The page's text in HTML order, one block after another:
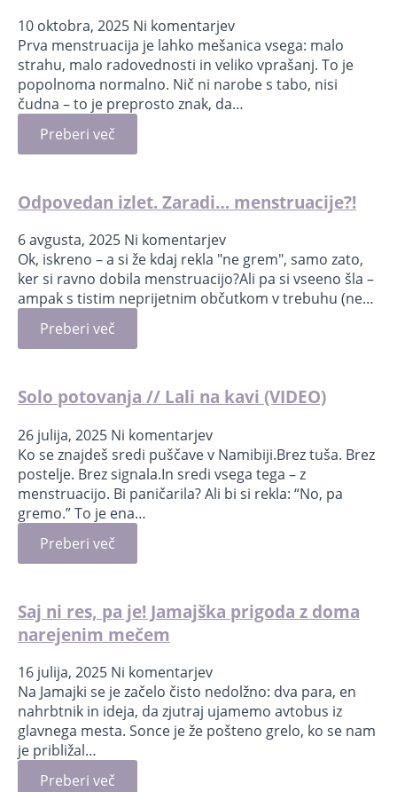
10 oktobra, 2025 Ni komentarjev
Prva menstruacija je lahko mešanica vsega: malo
strahu, malo radovednosti in veliko vprašanj. To je
popolnoma normalno. Nič ni narobe s tabo, nisi
čudna – to je preprosto znak, da…
Preberi več
Odpovedan izlet. Zaradi… menstruacije?!
6 avgusta, 2025 Ni komentarjev
Ok, iskreno – a si že kdaj rekla "ne grem", samo zato,
ker si ravno dobila menstruacijo?Ali pa si vseeno šla –
ampak s tistim neprijetnim občutkom v trebuhu (ne…
Preberi več
Solo potovanja // Lali na kavi (VIDEO)
26 julija, 2025 Ni komentarjev
Ko se znajdeš sredi puščave v Namibiji.Brez tuša. Brez
postelje. Brez signala.In sredi vsega tega – z
menstruacijo. Bi paničarila? Ali bi si rekla: “No, pa
gremo.” To je ena…
Preberi več
Saj ni res, pa je! Jamajška prigoda z doma
narejenim mečem
16 julija, 2025 Ni komentarjev
Na Jamajki se je začelo čisto nedolžno: dva para, en
nahrbtnik in ideja, da zjutraj ujamemo avtobus iz
glavnega mesta. Sonce je že pošteno grelo, ko se nam
je približal…
Preberi več